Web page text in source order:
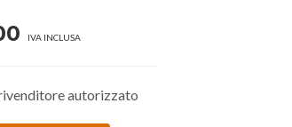
IVA INCLUSA
autorizzato